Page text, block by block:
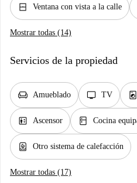
window_closed Ventana con vista a la calle
Mostrar todas (14)
Servicios de la propiedad
chair Amueblado tv TV local_laundry_service
elevator Ascensor kitchen Cocina
water_heater Otro sistema de calefacción
Mostrar todas (17)